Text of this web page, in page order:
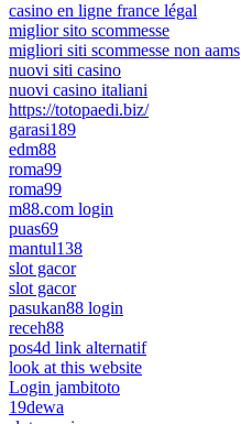
casino en ligne france légal
miglior sito scommesse
migliori siti scommesse non aams
nuovi siti casino
nuovi casino italiani
https://totopaedi.biz/
garasi189
edm88
roma99
roma99
m88.com login
puas69
mantul138
slot gacor
slot gacor
pasukan88 login
receh88
pos4d link alternatif
look at this website
Login jambitoto
19dewa